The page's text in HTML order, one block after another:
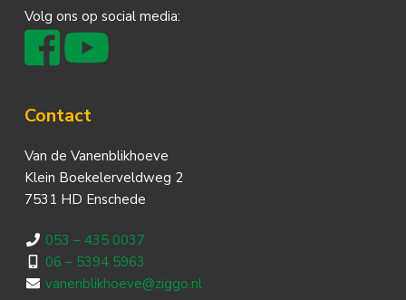
Volg ons op social media:
Contact
Van de Vanenblikhoeve
Klein Boekelerveldweg 2
7531 HD Enschede
053 – 435 0037
06 – 5394 5963
vanenblikhoeve@ziggo.nl